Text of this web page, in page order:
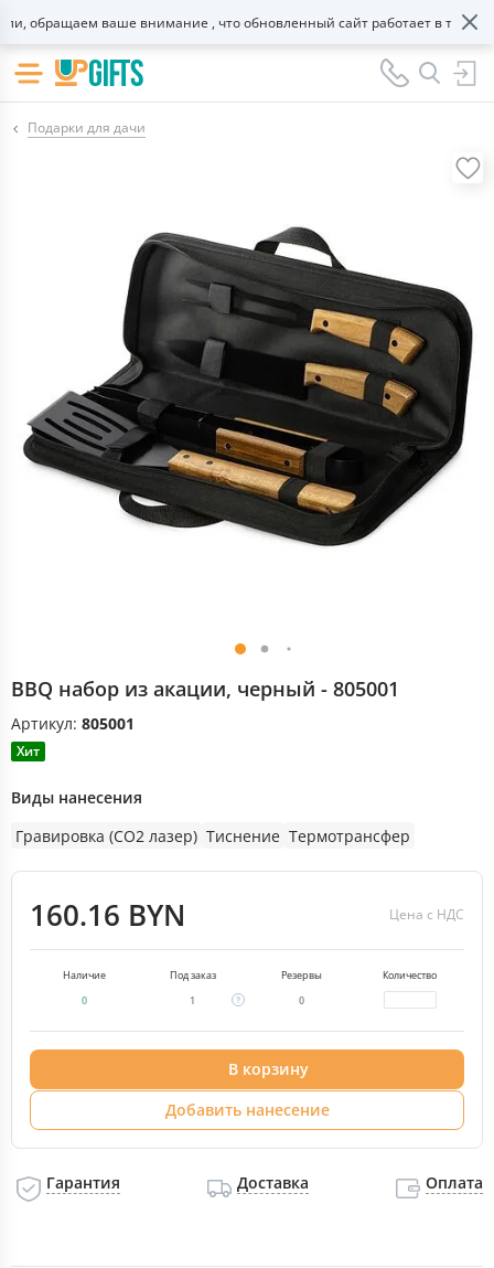
обращаем ваше внимание , что обновленный сайт работает в тестовом
Подарки для дачи
BBQ набор из акации, черный - 805001
Артикул: 805001
Хит
Виды нанесения
Гравировка (CO2 лазер) Тиснение Термотрансфер
160.16 BYN Цена с НДС
Наличие Под заказ Резервы
Количество
0
1 0
В корзину
Добавить нанесение
Гарантия Доставка Оплата